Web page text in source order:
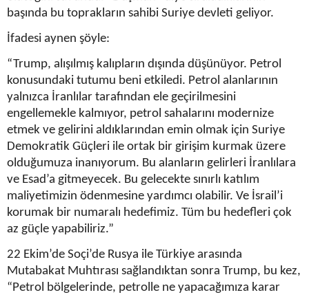
başında bu toprakların sahibi Suriye devleti geliyor.
İfadesi aynen şöyle:
“Trump, alışılmış kalıpların dışında düşünüyor. Petrol
konusundaki tutumu beni etkiledi. Petrol alanlarının
yalnızca İranlılar tarafından ele geçirilmesini
engellemekle kalmıyor, petrol sahalarını modernize
etmek ve gelirini aldıklarından emin olmak için Suriye
Demokratik Güçleri ile ortak bir girişim kurmak üzere
olduğumuza inanıyorum. Bu alanların gelirleri İranlılara
ve Esad’a gitmeyecek. Bu gelecekte sınırlı katılım
maliyetimizin ödenmesine yardımcı olabilir. Ve İsrail’i
korumak bir numaralı hedefimiz. Tüm bu hedefleri çok
az güçle yapabiliriz.”
22 Ekim’de Soçi’de Rusya ile Türkiye arasında
Mutabakat Muhtırası sağlandıktan sonra Trump, bu kez,
“Petrol bölgelerinde, petrolle ne yapacağımıza karar